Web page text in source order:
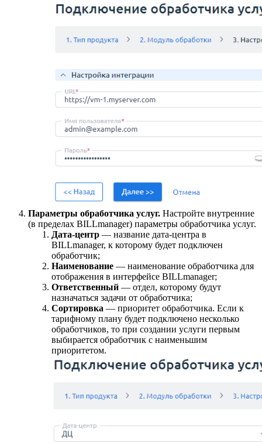
Параметры обработчика услуг. Настройте внутренние
(в пределах BILLmanager) параметры обработчика услуг.
Дата-центр — название дата-центра в
BILLmanager, к которому будет подключен
обработчик;
Наименование — наименование обработчика для
отображения в интерфейсе BILLmanager;
Ответственный — отдел, которому будут
назначаться задачи от обработчика;
Сортировка — приоритет обработчика. Если к
тарифному плану будет подключено несколько
обработчиков, то при создании услуги первым
выбирается обработчик с наименьшим
приоритетом.